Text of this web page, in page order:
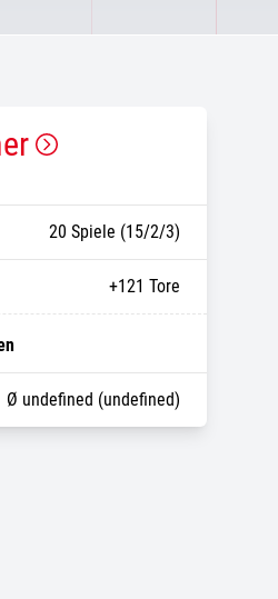
20 Spiele (15/2/3)
+121 Tore
Ø undefined (undefined)